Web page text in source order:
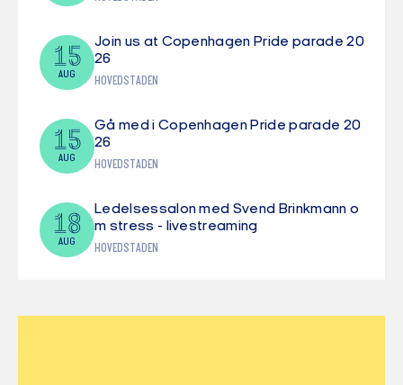
15
AUG
Join us at Copenhagen Pride parade 20
26
HOVEDSTADEN
15
AUG
Gå med i Copenhagen Pride parade 20
26
HOVEDSTADEN
18
AUG
Ledelsessalon med Svend Brinkmann o
m stress - livestreaming
HOVEDSTADEN